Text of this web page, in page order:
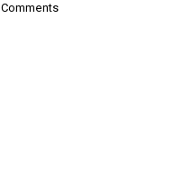
Comments